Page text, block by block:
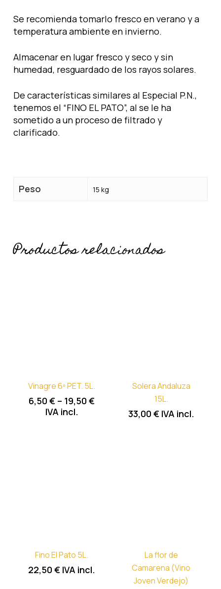
Se recomienda tomarlo fresco en verano y a
temperatura ambiente en invierno.
Almacenar en lugar fresco y seco y sin
humedad, resguardado de los rayos solares.
De características similares al Especial P.N.,
tenemos el “FINO EL PATO”, al se le ha
sometido a un proceso de filtrado y
clarificado.
Peso 15 kg
Productos relacionados
Vinagre 6º PET. 5L.
6,50€ – 19,50€
IVA incl.
Solera Andaluza
15L.
33,00 € IVA incl.
Fino El Pato 5L.
22,50€ IVA incl.
La flor de
Camarena (Vino
Joven Verdejo)